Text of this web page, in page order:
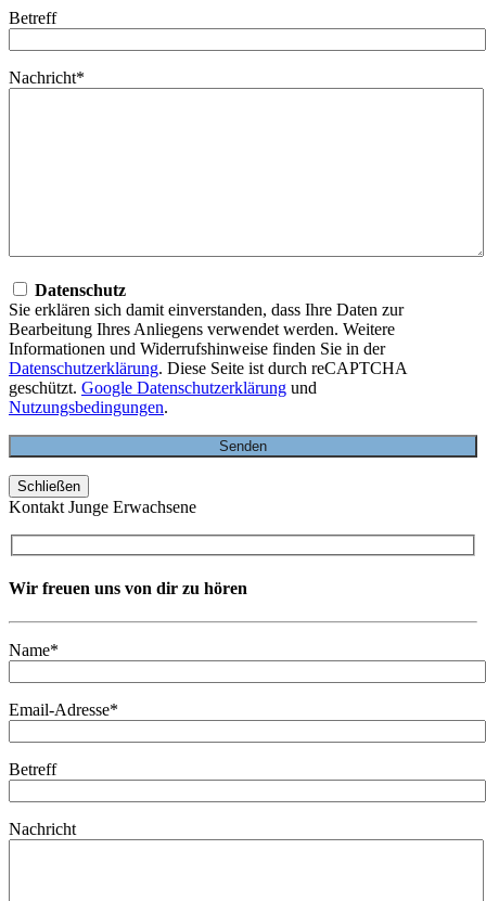
Betreff
Nachricht*
Datenschutz
Sie erklären sich damit einverstanden, dass Ihre Daten zur
Bearbeitung Ihres Anliegens verwendet werden. Weitere
Informationen und Widerrufshinweise finden Sie in der
Datenschutzerklärung. Diese Seite ist durch reCAPTCHA
geschützt. Google Datenschutzerklärung und
Nutzungsbedingungen.
Schließen
Kontakt Junge Erwachsene
Wir freuen uns von dir zu hören
Name*
Email-Adresse*
Betreff
Nachricht